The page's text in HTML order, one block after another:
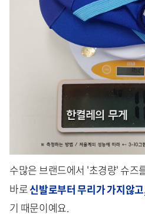
수많은 브랜드에서 '초경량' 슈즈
바로신발로부터 무리가 가지않
기 때문이예요.